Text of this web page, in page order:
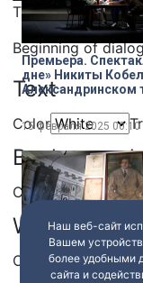
This is a modal
Beginning of
Text
Color
Background
Color
Window
Color
Премьера.
дне» Никиты
Александринском
15 февраля 2025 00:10
no comments.
«Личная комната
Наш веб-сайт
Вашем
более удобными
сайта и